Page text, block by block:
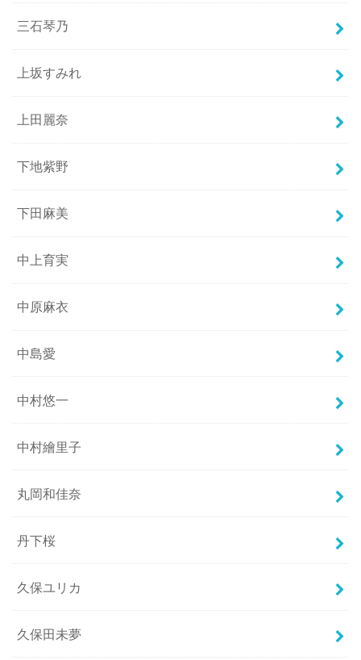
三石琴乃
上坂すみれ
上田麗奈
下地紫野
下田麻美
中上育実
中原麻衣
中島愛
中村悠一
中村繪里子
丸岡和佳奈
丹下桜
久保ユリカ
久保田未夢